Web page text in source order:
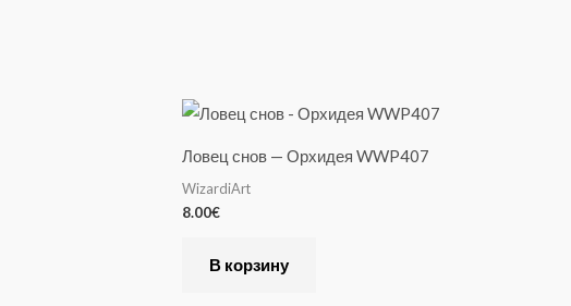
Ловец снов — Орхидея WWP407
WizardiArt
8.00€
В корзину